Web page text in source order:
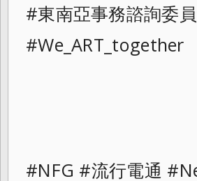
#東南亞事務諮詢委
#We_ART_together
#NFG #流行電通